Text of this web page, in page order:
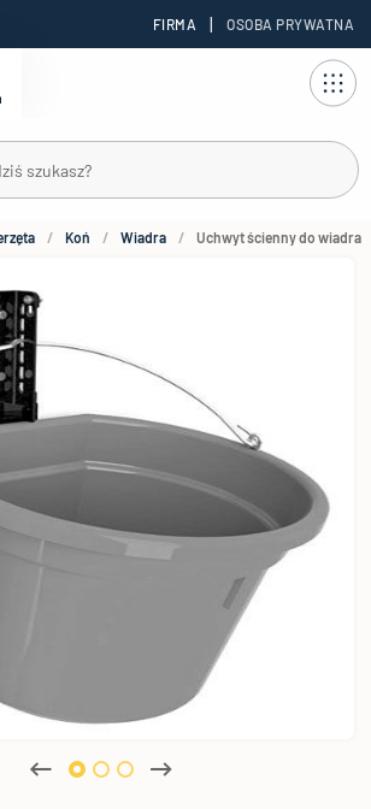
FIRMA | OSOBA PRYWATNA
Koń Wiadra Uchwyt ścienny do wiadra